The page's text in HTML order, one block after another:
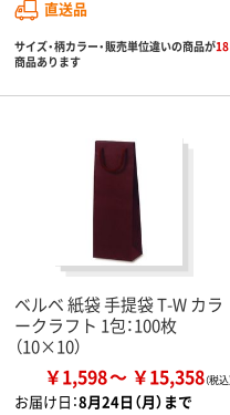
直送品
サイズ・柄カラー・販売単位違いの商品が18
商品あります
ベルベ 紙袋 手提袋 T-W カラ
ークラフト 1包：100枚
（10×10）
￥1,598 ￥15,358
お届け日：8月24日（月）まで